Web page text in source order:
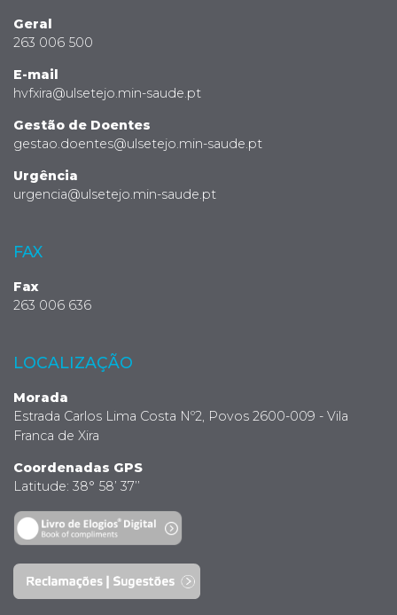
Geral
263 006 500
E-mail
hvfxira@ulsetejo.min-saude.pt
Gestão de Doentes
gestao.doentes@ulsetejo.min-saude.pt
Urgência
urgencia@ulsetejo.min-saude.pt
FAX
Fax
263 006 636
LOCALIZAÇÃO
Morada
Estrada Carlos Lima Costa Nº2, Povos 2600-009 - Vila
Franca de Xira
Coordenadas GPS
Latitude: 38° 58’ 37’’